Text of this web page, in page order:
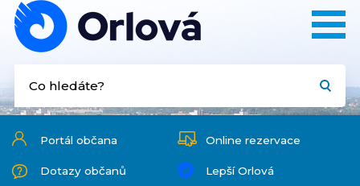
Portál občana Online rezervace
Dotazy občanů Lepší Orlová